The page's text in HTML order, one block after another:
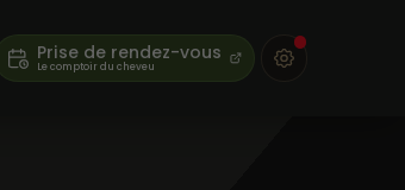
Prise de rendez-vous